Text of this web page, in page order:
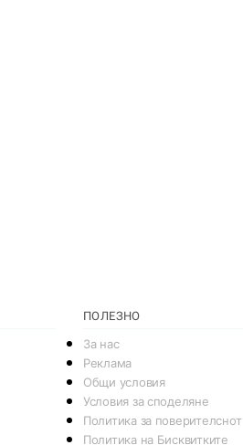
ПОЛЕЗНО
За нас
Реклама
Общи условия
Условия за споделяне
Политика за поверителснот
Политика на Бисквитките